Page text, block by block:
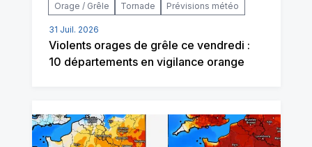
Orage / Grêle Tornade Prévisions météo
31 Juil. 2026
Violents orages de grêle ce vendredi :
10 départements en vigilance orange